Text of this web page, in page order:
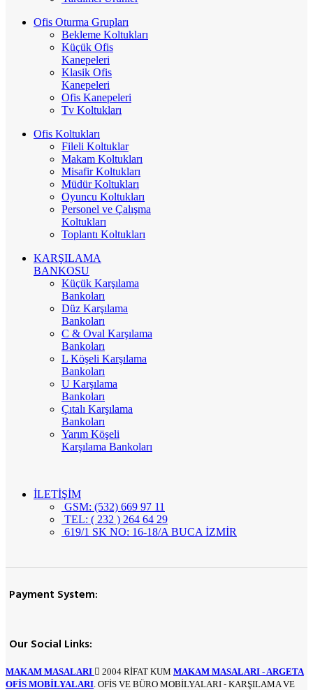
Ofis Oturma Grupları
Bekleme Koltukları
Küçük Ofis
Kanepeleri
Klasik Ofis
Kanepeleri
Ofis Kanepeleri
Tv Koltukları
Ofis Koltukları
Fileli Koltuklar
Makam Koltukları
Misafir Koltukları
Müdür Koltukları
Oyuncu Koltukları
Personel ve Çalışma
Koltukları
Toplantı Koltukları
KARŞILAMA
BANKOSU
Küçük Karşılama
Bankoları
Düz Karşılama
Bankoları
C & Oval Karşılama
Bankoları
L Köşeli Karşılama
Bankoları
U Karşılama
Bankoları
Çıtalı Karşılama
Bankoları
Yarım Köşeli
Karşılama Bankoları
İLETİŞİM
GSM: (532) 669 97 11
TEL: ( 232 ) 264 64 29
619/1 SK NO: 16-18/A BUCA İZMİR
Payment System:
Our Social Links:
MAKAM MASALARI 2004 RİFAT KUM MAKAM MASALARI - ARGETA
OFİS MOBİLYALARI . OFİS VE BÜRO MOBİLYALARI - KARŞILAMA VE